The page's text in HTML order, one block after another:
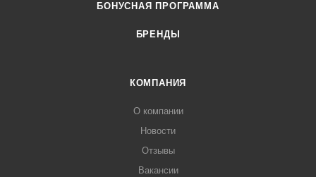
БОНУСНАЯ ПРОГРАММА
БРЕНДЫ
КОМПАНИЯ
О компании
Новости
Отзывы
Вакансии